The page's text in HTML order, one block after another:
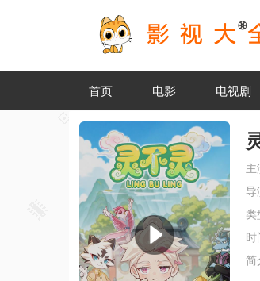
首页 电影 电视剧
主
导
类
时
简